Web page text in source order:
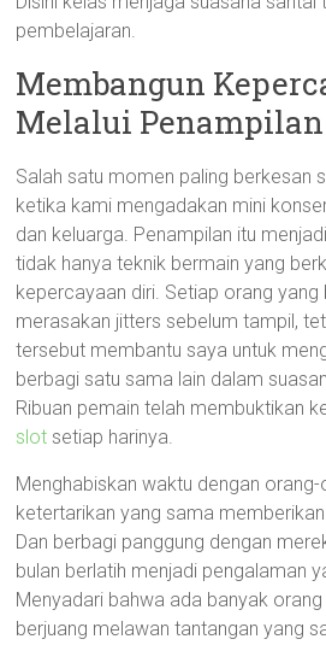
pembelajaran.
Membangun
Melalui Penampilan
Salah satu momen paling berkesan
ketika kami mengadakan mini
dan keluarga. Penampilan itu
tidak hanya teknik bermain yang
kepercayaan diri. Setiap orang
merasakan jitters sebelum tampil,
tersebut membantu saya untuk
berbagi satu sama lain dalam
Ribuan pemain telah membuktikan
slot setiap harinya.
Menghabiskan waktu dengan
ketertarikan yang sama
Dan berbagi panggung dengan
bulan berlatih menjadi pengalaman
Menyadari bahwa ada banyak
berjuang melawan tantangan yang